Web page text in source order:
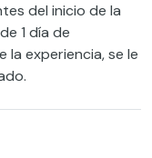
del inicio de la
1 día de
experiencia, se le